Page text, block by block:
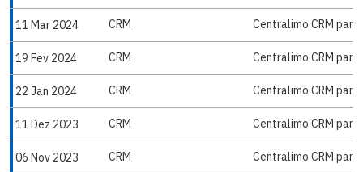
11 Mar 2024 CRM Centralimo CRM
19 Fev 2024 CRM Centralimo CRM
22 Jan 2024 CRM Centralimo CRM
11 Dez 2023 CRM Centralimo CRM
06 Nov 2023 CRM Centralimo CRM